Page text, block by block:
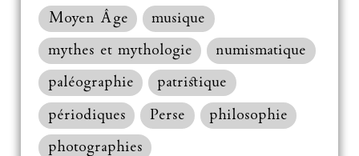
Moyen Âge
musique
mythes et mythologie
numismatique
paléographie
patristique
périodiques
Perse
philosophie
photographies